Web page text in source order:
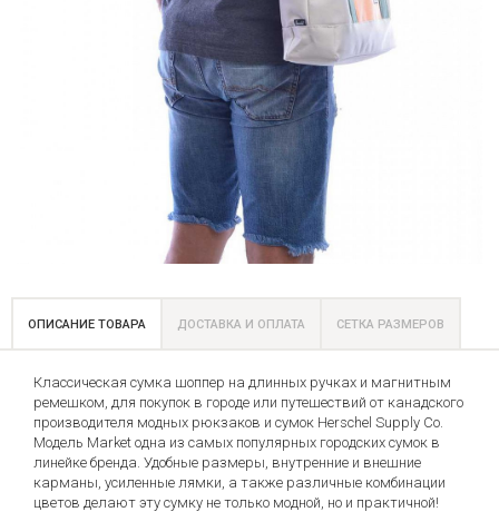
ОПИСАНИЕ ТОВАРА ДОСТАВКА И ОПЛАТА СЕТКА РАЗМЕРОВ
Классическая сумка шоппер на длинных ручках и магнитным
ремешком, для покупок в городе или путешествий от канадского
производителя модных рюкзаков и сумок Herschel Supply Co.
Модель Market одна из самых популярных городских сумок в
линейке бренда. Удобные размеры, внутренние и внешние
карманы, усиленные лямки, а также различные комбинации
цветов делают эту сумку не только модной, но и практичной!